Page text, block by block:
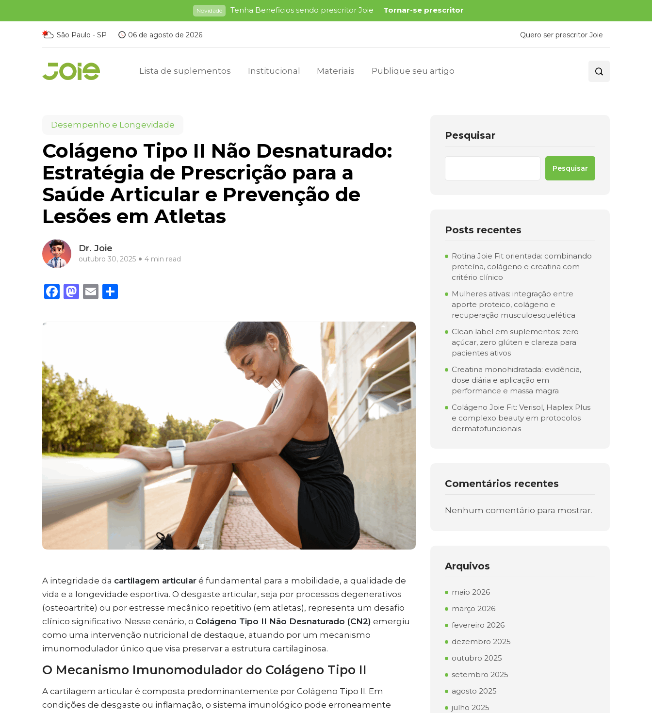
Novidade Tenha Beneficios sendo prescritor Joie Tornar-se prescritor
São Paulo - SP 06 de agosto de 2026 Quero ser prescritor Joie
Lista de suplementos Institucional Materiais Publique seu artigo
Desempenho e Longevidade
Colágeno Tipo II Não Desnaturado:
Estratégia de Prescrição para a
Saúde Articular e Prevenção de
Lesões em Atletas
Dr. Joie
outubro 30, 2025 4 min read
Facebook
Mastodon
Email
A integridade da cartilagem articular é fundamental para a mobilidade, a qualidade de
vida e a longevidade esportiva. O desgaste articular, seja por processos degenerativos
(osteoartrite) ou por estresse mecânico repetitivo (em atletas), representa um desafio
clínico significativo. Nesse cenário, o Colágeno Tipo II Não Desnaturado (CN2) emergiu
como uma intervenção nutricional de destaque, atuando por um mecanismo
imunomodulador único que visa preservar a estrutura cartilaginosa.
O Mecanismo Imunomodulador do Colágeno Tipo II
A cartilagem articular é composta predominantemente por Colágeno Tipo II. Em
condições de desgaste ou inflamação, o sistema imunológico pode erroneamente
Pesquisar
Pesquisar
Posts recentes
Rotina Joie Fit orientada: combinando
proteína, colágeno e creatina com
critério clínico
Mulheres ativas: integração entre
aporte proteico, colágeno e
recuperação musculoesquelética
Clean label em suplementos: zero
açúcar, zero glúten e clareza para
pacientes ativos
Creatina monohidratada: evidência,
dose diária e aplicação em
performance e massa magra
Colágeno Joie Fit: Verisol, Haplex Plus
e complexo beauty em protocolos
dermatofuncionais
Comentários recentes
Nenhum comentário para mostrar.
Arquivos
maio 2026
março 2026
fevereiro 2026
dezembro 2025
outubro 2025
setembro 2025
agosto 2025
julho 2025